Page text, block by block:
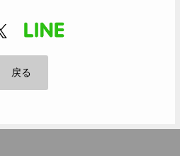
戻る